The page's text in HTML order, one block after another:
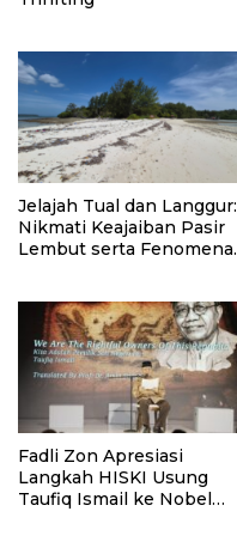
Jelajah Tual dan Langgur:
Nikmati Keajaiban Pasir
Lembut serta Fenomena
Fadli Zon Apresiasi
Langkah HISKI Usung
Taufiq Ismail ke Nobel